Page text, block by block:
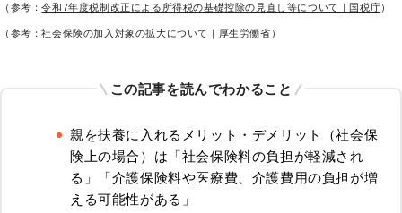
（参考：令和7年度税制改正による所得税の基礎控除の見直し等について｜国税庁）
（参考：社会保険の加入対象の拡大について｜厚生労働省 ）
この記事を読んでわかること
親を扶養に入れるメリット・デメリット（社会保
険上の場合）は「社会保険料の負担が軽減され
る」「介護保険料や医療費、介護費用の負担が増
える可能性がある」